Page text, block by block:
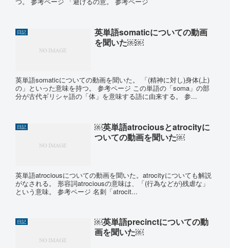
日記
英単語somaticについての動画
を聞いた￼￼
英単語somaticについての動画を聞いた。 「(精神に対し)身体(上)
の」といった意味を持つ。 参考ページ この単語の「soma」の部
分が古代ギリシャ語の「体」を意味する語に由来する。 参...
日記
￼英単語atrociousとatrocityに
ついての動画を聞いた￼
英単語atrociousについての動画を聞いた。atrocityについても解説
がなされる。 形容詞atrociousの意味は、「(行為などが)残虐な」
という意味。 参考ページ 名刺「atrocit...
日記
￼英単語precinctについての動
画を聞いた￼